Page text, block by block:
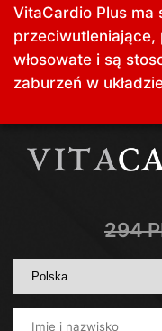
VitaCardio Plus ma
przeciwutleniające,
włosowate i są
zaburzeń w
294